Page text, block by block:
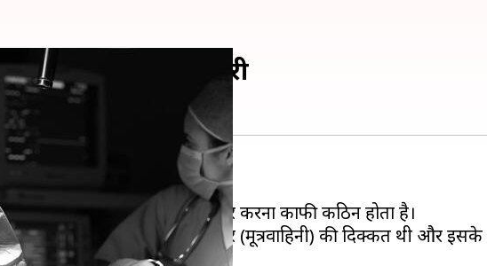
व्यक्ति की हुई सफल सर्जरी
लगे हैं।
सकती हैं, जहां मानवीय स्तर पर करना काफी कठिन होता है।
हुई है। उस व्यक्ति को ब्लॉक्ड यूरेटर (मूत्रवाहिनी) की दिक्कत थी और